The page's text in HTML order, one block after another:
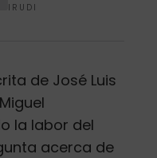
IRUDI
de José Luis
la labor del
acerca de